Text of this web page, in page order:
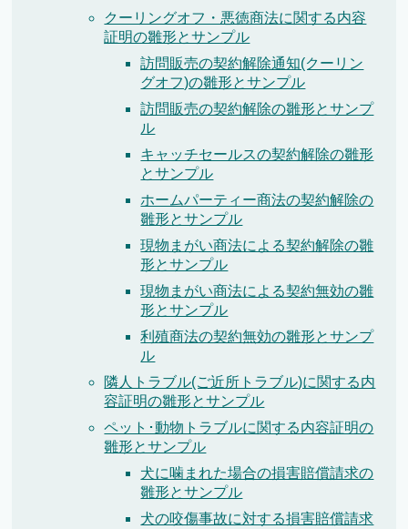
クーリングオフ・悪徳商法に関する内容
証明の雛形とサンプル
訪問販売の契約解除通知(クーリン
グオフ)の雛形とサンプル
訪問販売の契約解除の雛形とサンプ
ル
キャッチセールスの契約解除の雛形
とサンプル
ホームパーティー商法の契約解除の
雛形とサンプル
現物まがい商法による契約解除の雛
形とサンプル
現物まがい商法による契約無効の雛
形とサンプル
利殖商法の契約無効の雛形とサンプ
ル
隣人トラブル(ご近所トラブル)に関する内
容証明の雛形とサンプル
ペット･動物トラブルに関する内容証明の
雛形とサンプル
犬に噛まれた場合の損害賠償請求の
雛形とサンプル
犬の咬傷事故に対する損害賠償請求